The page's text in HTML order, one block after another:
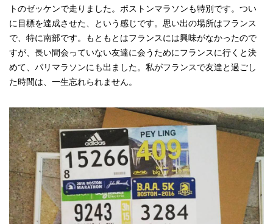
トのゼッケンで走りました。ボストンマラソンも特別です。つい
に目標を達成させた、という感じです。思い出の場所はフランス
で、特に南部です。もともとはフランスには興味がなかったので
すが、長い間会っていない友達に会うためにフランスに行くと決
めて、パリマラソンにも出ました。私がフランスで友達と過ごし
た時間は、一生忘れられません。